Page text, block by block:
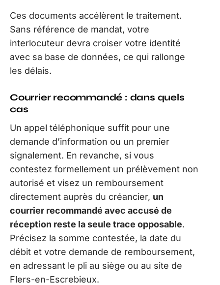
Ces documents accélèrent le traitement.
Sans référence de mandat, votre
interlocuteur devra croiser votre identité
avec sa base de données, ce qui rallonge
les délais.
Courrier recommandé : dans quels
cas
Un appel téléphonique suffit pour une
demande d’information ou un premier
signalement. En revanche, si vous
contestez formellement un prélèvement non
autorisé et visez un remboursement
directement auprès du créancier, un
courrier recommandé avec accusé de
réception reste la seule trace opposable.
Précisez la somme contestée, la date du
débit et votre demande de remboursement,
en adressant le pli au siège ou au site de
Flers-en-Escrebieux.